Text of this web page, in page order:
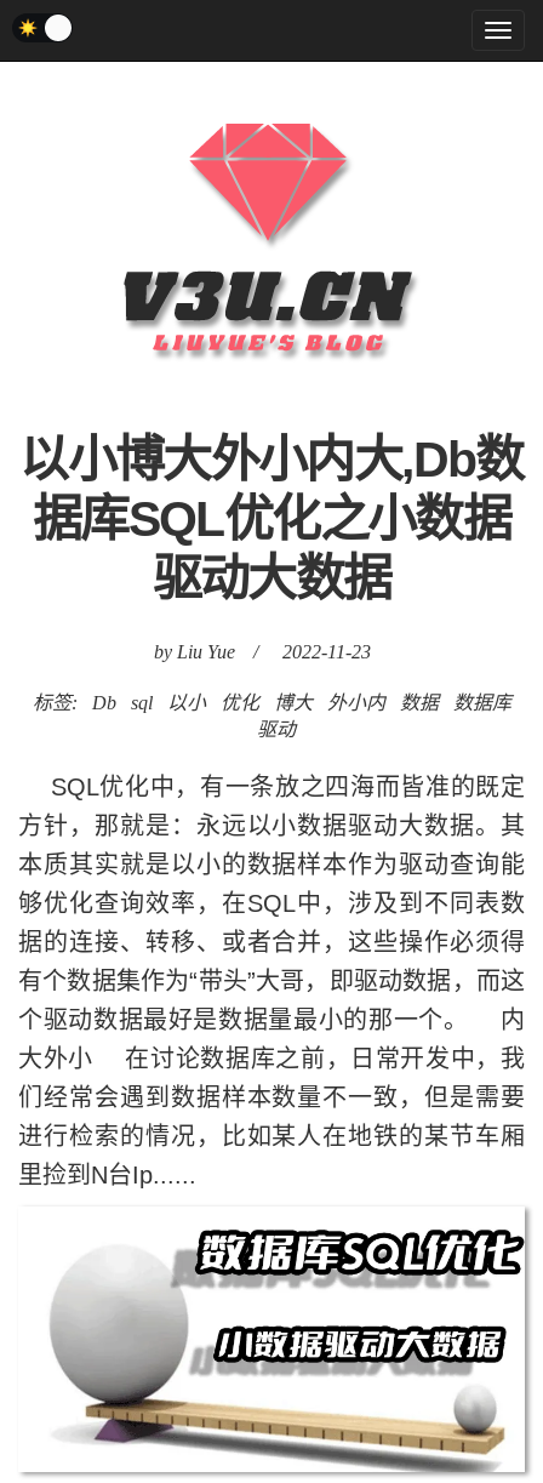
菜
单
以小博大外小内大,Db数
据库SQL优化之小数据
驱动大数据
by Liu Yue / 2022-11-23
标签: Db sql 以小 优化 博大 外小内 数据
数据库
驱动
SQL优化中，有一条放之四海而皆准的既定
方针，那就是：永远以小数据驱动大数据。其
本质其实就是以小的数据样本作为驱动查询能
够优化查询效率，在SQL中，涉及到不同表数
据的连接、转移、或者合并，这些操作必须得
有个数据集作为“带头”大哥，即驱动数据，而这
个驱动数据最好是数据量最小的那一个。 内
大外小 在讨论数据库之前，日常开发中，我
们经常会遇到数据样本数量不一致，但是需要
进行检索的情况，比如某人在地铁的某节车厢
里捡到N台Ip......